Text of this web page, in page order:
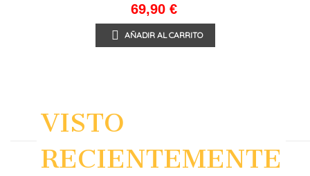
69,90 €
AÑADIR AL CARRITO
VISTO
RECIENTEMENTE